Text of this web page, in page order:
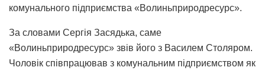
комунального підприємства «Волиньприродресурс».
За словами Сергія Засядька, саме
«Волиньприродресурс» звів його з Василем Столяром.
Чоловік співпрацював з комунальним підприємством як